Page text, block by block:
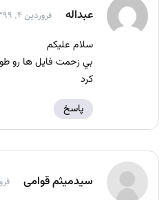
عبداله
فروردین ۴, ۱۳۹۹ در
سلام عليكم
بي زحمت فايل ها رو
كرد
پاسخ
سیدمیثم قوامی